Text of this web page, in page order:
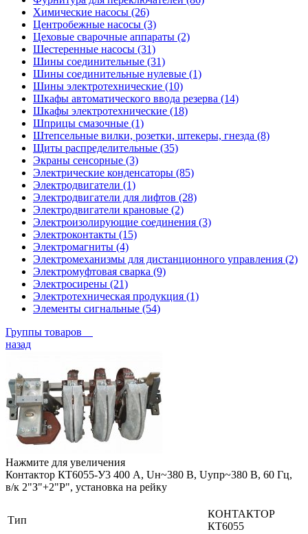
Химические насосы (26)
Центробежные насосы (3)
Цеховые сварочные аппараты (2)
Шестеренные насосы (31)
Шины соединительные (31)
Шины соединительные нулевые (1)
Шины электротехнические (10)
Шкафы автоматического ввода резерва (14)
Шкафы электротехнические (18)
Шприцы смазочные (1)
Штепсельные вилки, розетки, штекеры, гнезда (8)
Щиты распределительные (35)
Экраны сенсорные (3)
Электрические конденсаторы (85)
Электродвигатели (1)
Электродвигатели для лифтов (28)
Электродвигатели крановые (2)
Электроизолирующие соединения (3)
Электроконтакты (15)
Электромагниты (4)
Электромеханизмы для дистанционного управления (2)
Электромуфтовая сварка (9)
Электросирены (21)
Электротехническая продукция (1)
Элементы сигнальные (54)
Группы товаров
назад
Нажмите для увеличения
Контактор КТ6055-У3 400 А, Uн~380 В, Uупр~380 В, 60 Гц,
в/к 2"З"+2"Р", установка на рейку
Тип
КОНТАКТОР
КТ6055